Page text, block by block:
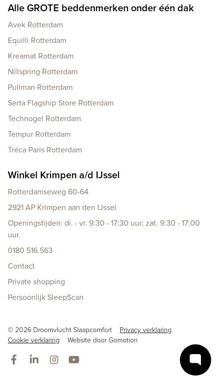
Alle GROTE beddenmerken onder één dak
Avek Rotterdam
Equilli Rotterdam
Kreamat Rotterdam
Nillspring Rotterdam
Pullman Rotterdam
Serta Flagship Store Rotterdam
Technogel Rotterdam
Tempur Rotterdam
Tréca Paris Rotterdam
Winkel Krimpen a/d IJssel
Rotterdamseweg 60-64
2921 AP Krimpen aan den IJssel
Openingstijden: di. - vr. 9:30 - 17:30 uur; zat. 9:30 - 17:00
uur.
0180 516 563
Contact
Private shopping
Persoonlijk SleepScan
Copyright navigation
© 2026 Droomvlucht Slaapcomfort
Privacy verklaring
Cookie verklaring
Website doorGomotion